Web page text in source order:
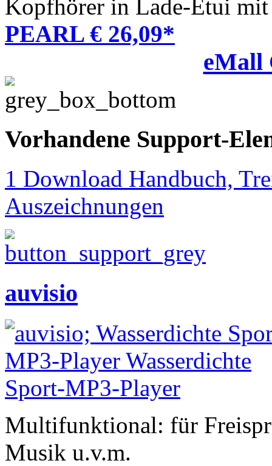
Kopfhörer in Lade-Etui
PEARL € 26,09*
eMall
Vorhandene Support-
1 Download Handbuch,
Auszeichnungen
auvisio
Multifunktional: für
Musik u.v.m.